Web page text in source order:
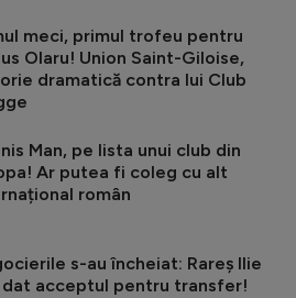
meci, primul trofeu pentru
Olaru! Union Saint-Giloise,
dramatică contra lui Club
Man, pe lista unui club din
Ar putea fi coleg cu alt
român
s-au încheiat: Rareș Ilie
dat acceptul pentru transfer!